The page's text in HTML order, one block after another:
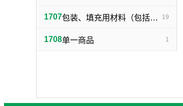
1707 包装、填充用材料（包括橡胶、塑料制品） 19
1708单一商品 1